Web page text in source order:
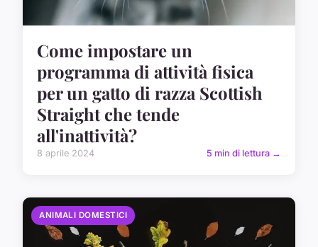
Come impostare un
programma di attività fisica
per un gatto di razza Scottish
Straight che tende
all'inattività?
8 aprile 2024 5 min di lettura →
ANIMALI DOMESTICI